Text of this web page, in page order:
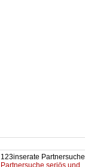
123inserate Partnersuche
Partnersuche seriös und